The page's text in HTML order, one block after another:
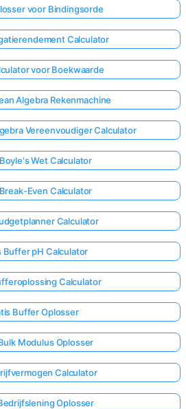
voor Bindingsorde
Calculator
voor Boekwaarde
Algebra Rekenmachine
Vereenvoudiger Calculator
Wet Calculator
Even Calculator
Calculator
Buffer pH Calculator
Calculator
Buffer Oplosser
Modulus Oplosser
Calculator
Oplosser